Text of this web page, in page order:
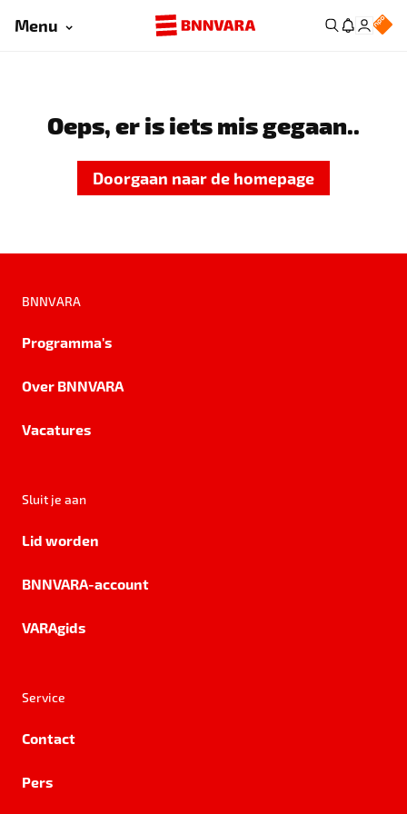
Menu
Oeps, er is iets mis gegaan..
Doorgaan naar de homepage
BNNVARA
Programma's
Over BNNVARA
Vacatures
Sluit je aan
Lid worden
BNNVARA-account
VARAgids
Service
Contact
Pers